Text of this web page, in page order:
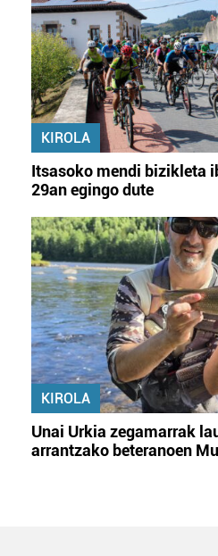
KIROLA
Itsasoko mendi bizikleta
29an egingo dute
KIROLA
Unai Urkia zegamarrak
arrantzako beteranoen